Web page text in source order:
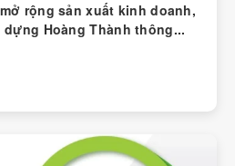
rộng sản xuất kinh doanh,
Hoàng Thành thông...